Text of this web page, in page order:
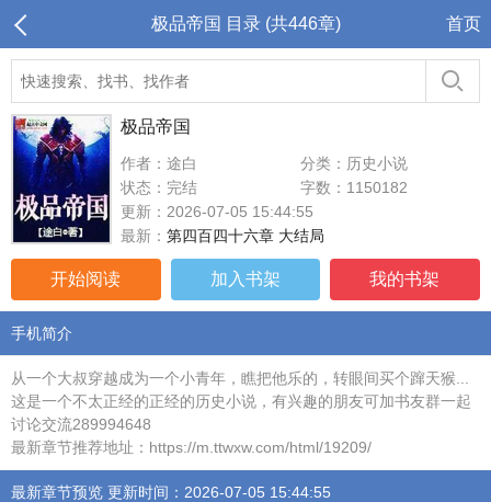
极品帝国 目录 (共446章) 首页
极品帝国
作者：途白
分类：历史小说
状态：完结
字数：1150182
更新：2026-07-05 15:44:55
最新： 第四百四十六章 大结局
开始阅读 加入书架 我的书架
手机简介
从一个大叔穿越成为一个小青年，瞧把他乐的，转眼间买个蹿天猴...
这是一个不太正经的正经的历史小说，有兴趣的朋友可加书友群一起
讨论交流289994648
最新章节推荐地址：https://m.ttwxw.com/html/19209/
最新章节预览 更新时间：2026-07-05 15:44:55